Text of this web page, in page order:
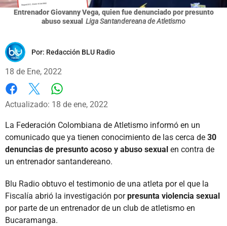
Entrenador Giovanny Vega, quien fue denunciado por presunto
abuso sexual Liga Santandereana de Atletismo
Por: Redacción BLU Radio
18 de Ene, 2022
Facebook
X
Actualizado: 18 de ene, 2022
La Federación Colombiana de Atletismo informó en un
comunicado que ya tienen conocimiento de las cerca de 30
denuncias de presunto acoso y abuso sexual en contra de
un entrenador santandereano.
Blu Radio obtuvo el testimonio de una atleta por el que la
Fiscalía abrió la investigación porpresunta violencia sexual
por parte de un entrenador de un club de atletismo en
Bucaramanga.